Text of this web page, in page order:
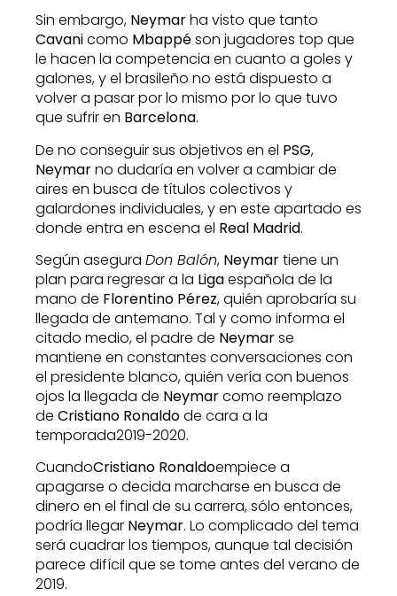
Sin embargo, Neymarha visto que tanto
Cavanicomo Mbappéson jugadores top que
le hacen la competencia en cuanto a goles y
galones, y el brasileño no está dispuesto a
volver a pasar por lo mismo por lo que tuvo
que sufrir en Barcelona.
De no conseguir sus objetivos en el PSG,
Neymarno dudaría en volver a cambiar de
aires en busca de títulos colectivos y
galardones individuales, y en este apartado es
donde entra en escena el Real Madrid.
Según asegura Don Balón, Neymartiene un
plan para regresar a la Ligaespañola de la
mano de Florentino Pérez, quién aprobaría su
llegada de antemano. Tal y como informa el
citado medio, el padre de Neymarse
mantiene en constantes conversaciones con
el presidente blanco, quién vería con buenos
ojos la llegada de Neymarcomo reemplazo
de Cristiano Ronaldode cara a la
temporada2019-2020.
CuandoCristiano Ronaldoempiece a
apagarse o decida marcharse en busca de
dinero en el final de su carrera, sólo entonces,
podría llegar Neymar. Lo complicado del tema
será cuadrar los tiempos, aunque tal decisión
parece difícil que se tome antes del verano de
2019.